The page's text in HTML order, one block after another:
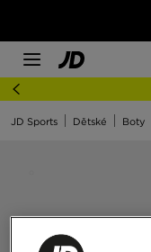
JD Sports Dětské Boty